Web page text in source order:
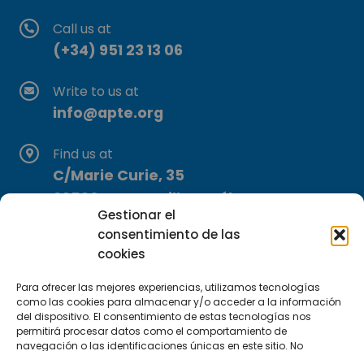
Gestionar el
consentimiento de las
cookies
Para ofrecer las mejores experiencias, utilizamos tecnologías
como las cookies para almacenar y/o acceder a la información
del dispositivo. El consentimiento de estas tecnologías nos
permitirá procesar datos como el comportamiento de
navegación o las identificaciones únicas en este sitio. No
Call us at
(+34) 951 23 13 06
Write to us at
info@apte.org
Find us at
C/Marie Curie, 35
29590 Campanillas, Málaga
Subscribe to our Newsletter